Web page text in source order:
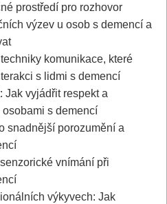
prostředí pro rozhovor
výzev u osob s demencí a
komunikace, které
s lidmi s demencí
Jak vyjádřit respekt a
s demencí
snadnější porozumění a
vnímání při
výkyvech: Jak